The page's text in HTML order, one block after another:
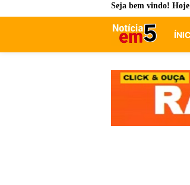
Seja bem vindo! Hoje